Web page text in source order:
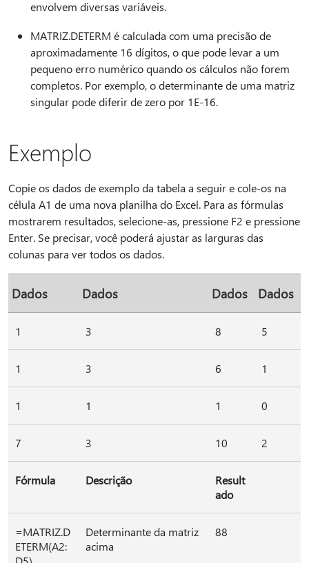
envolvem diversas variáveis.
MATRIZ.DETERM é calculada com uma precisão de
aproximadamente 16 dígitos, o que pode levar a um
pequeno erro numérico quando os cálculos não forem
completos. Por exemplo, o determinante de uma matriz
singular pode diferir de zero por 1E-16.
Exemplo
Copie os dados de exemplo da tabela a seguir e cole-os na
célula A1 de uma nova planilha do Excel. Para as fórmulas
mostrarem resultados, selecione-as, pressione F2 e pressione
Enter. Se precisar, você poderá ajustar as larguras das
colunas para ver todos os dados.
Dados Dados Dados Dados
1 3 8 5
1 3 6 1
1 1 1 0
7 3 10 2
Fórmula Descrição
Result
ado
=MATRIZ.D
ETERM(A2:
Determinante da matriz
acima
88